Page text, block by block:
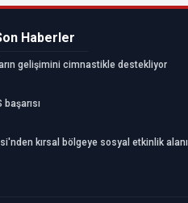
Haberler
gelişimini cimnastikle destekliyor
başarısı
kırsal bölgeye sosyal etkinlik alanı